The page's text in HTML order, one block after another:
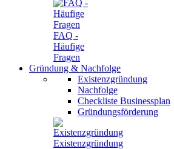
FAQ -
Häufige
Fragen
Gründung & Nachfolge
Existenzgründung
Nachfolge
Checkliste Businessplan
Gründungsförderung
Existenzgründung